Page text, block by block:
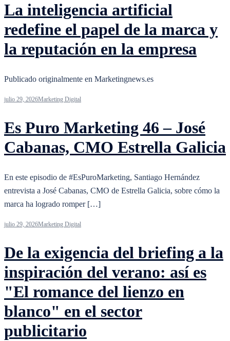
La inteligencia artificial
redefine el papel de la marca y
la reputación en la empresa
Publicado originalmente en Marketingnews.es
julio 29, 2026Marketing Digital
Es Puro Marketing 46 – José
Cabanas, CMO Estrella Galicia
En este episodio de #EsPuroMarketing, Santiago Hernández
entrevista a José Cabanas, CMO de Estrella Galicia, sobre cómo la
marca ha logrado romper […]
julio 29, 2026Marketing Digital
De la exigencia del briefing a la
inspiración del verano: así es
"El romance del lienzo en
blanco" en el sector
publicitario